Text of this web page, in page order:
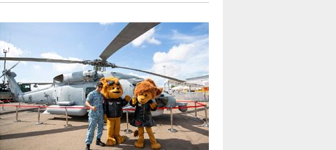
SİNGAPUR AIRSHOW-2020